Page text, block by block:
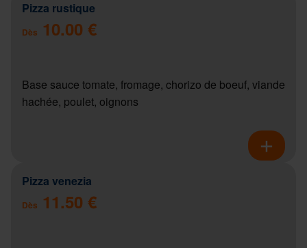
Pizza rustique
Dès 10.00 €
Base sauce tomate, fromage, chorizo de boeuf, viande
hachée, poulet, oignons
Pizza venezia
Dès 11.50 €